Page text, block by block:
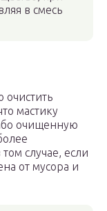
в смесь
очистить
мастику
очищенную
случае, если
от мусора и